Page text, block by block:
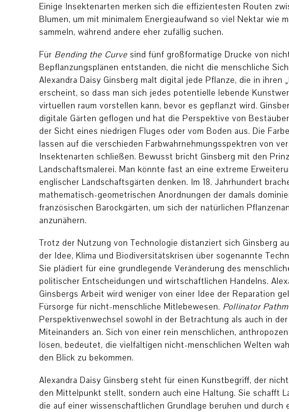
Einige Insektenarten merken sich die effizientesten Routen
Blumen, um mit minimalem Energieaufwand so viel Nektar wie
sammeln, während andere eher zufällig suchen.
Für Bending the Curve sind fünf großformatige Drucke von
Bepflanzungsplänen entstanden, die nicht die menschliche
Alexandra Daisy Ginsberg malt digital jede Pflanze, die in ihren
erscheint, so dass man sich jedes potentielle lebende
virtuellen raum vorstellen kann, bevor es gepflanzt wird.
digitale Gärten geflogen und hat die Perspektive von
der Sicht eines niedrigen Fluges oder vom Boden aus. Die
lassen auf die verschieden Farbwahrnehmungsspektren von
Insektenarten schließen. Bewusst bricht Ginsberg mit den
Landschaftsmalerei. Man könnte fast an eine extreme
englischer Landschaftsgärten denken. Im 18. Jahrhundert
mathematisch-geometrischen Anordnungen der damals
französischen Barockgärten, um sich der natürlichen
anzunähern.
Trotz der Nutzung von Technologie distanziert sich Ginsberg
der Idee, Klima und Biodiversitätskrisen über sogenannte
Sie plädiert für eine grundlegende Veränderung des
politischer Entscheidungen und wirtschaftlichen Handelns.
Ginsbergs Arbeit wird weniger von einer Idee der Reparation
Fürsorge für nicht-menschliche Mitlebewesen. Pollinator
Perspektivenwechsel sowohl in der Betrachtung als auch in
Miteinanders an. Sich von einer rein menschlichen,
lösen, bedeutet, die vielfältigen nicht-menschlichen Welten
den Blick zu bekommen.
Alexandra Daisy Ginsberg steht für einen Kunstbegriff, der
den Mittelpunkt stellt, sondern auch eine Haltung. Sie schafft
die auf einer wissenschaftlichen Grundlage beruhen und durch